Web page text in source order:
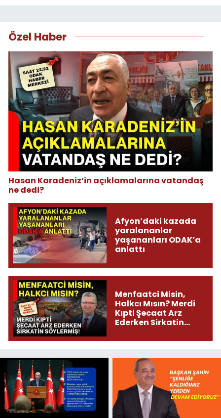
Özel Haber
Hasan Karadeniz’in açıklamalarına vatandaş
ne dedi?
Afyon’daki kazada
yaralananlar
yaşananları ODAK’a
anlattı
Menfaatci Misin,
Halkcı Mısın? Merdi
Kıpti Şecaat Arz
Ederken Sirkatin